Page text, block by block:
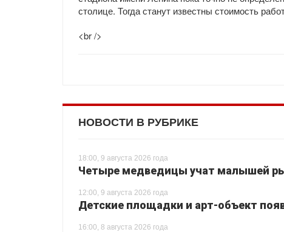
столице. Тогда станут известны стоимость
<br />
НОВОСТИ В РУБРИКЕ
18:00, 9 августа 2026 года
Четыре медведицы учат малышей
12:00, 9 августа 2026 года
Детские площадки и арт-объект
16:00, 8 августа 2026 года